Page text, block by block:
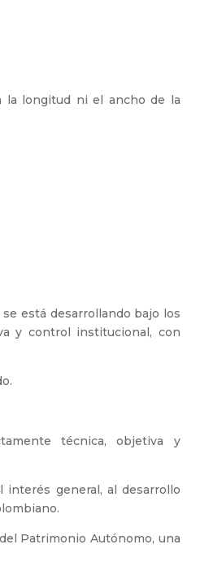
la longitud ni el ancho de la
está desarrollando bajo los
y control institucional, con
técnica, objetiva y
general, al desarrollo
Patrimonio Autónomo, una